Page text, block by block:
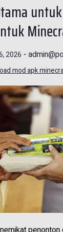
2026 -
mod apk